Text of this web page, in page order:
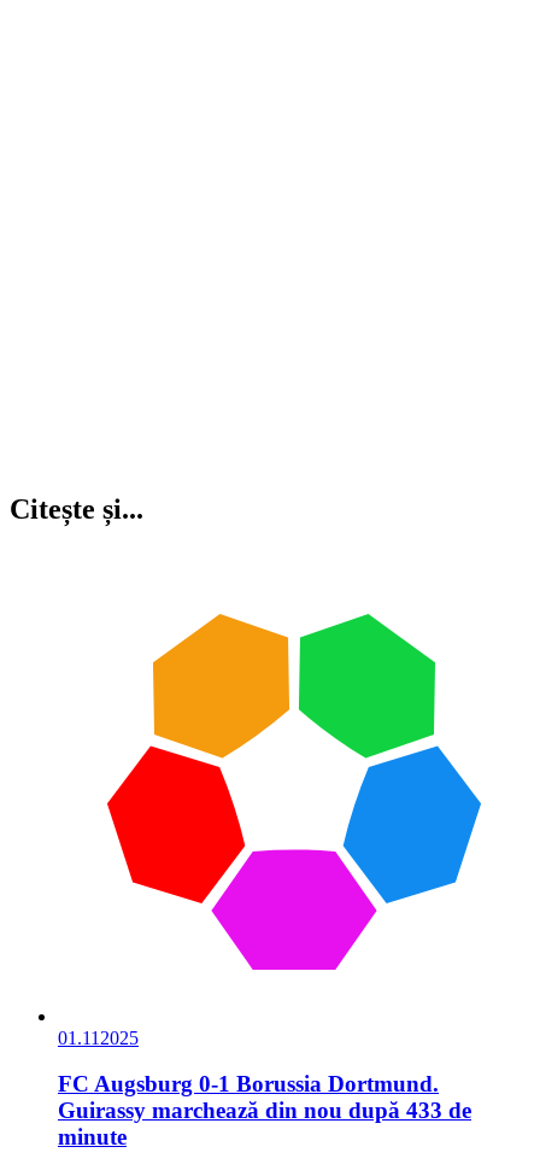
Citește și...
01.11 2025
FC Augsburg 0-1 Borussia Dortmund.
Guirassy marchează din nou după 433 de
minute